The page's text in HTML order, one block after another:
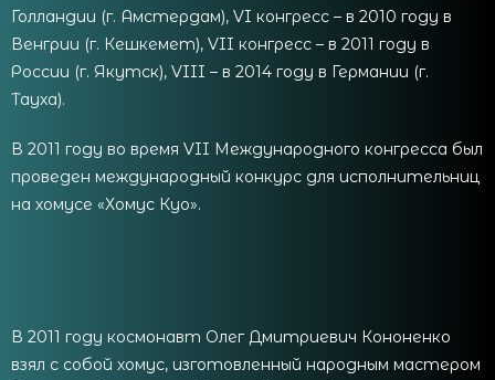
Голландии (г. Амстердам), VI конгресс – в 2010 году в
Венгрии (г. Кешкемет), VII конгресс – в 2011 году в
России (г. Якутск), VIII – в 2014 году в Германии (г.
Тауха).
В 2011 году во время VII Международного конгресса был
проведен международный конкурс для исполнительниц
на хомусе «Хомус Куо».
В 2011 году космонавт Олег Дмитриевич Кононенко
взял с собой хомус, изготовленный народным мастером